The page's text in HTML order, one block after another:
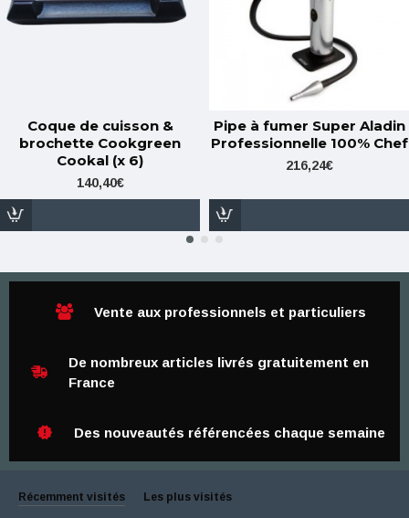
Coque de cuisson &
brochette Cookgreen
Cookal (x 6)
140,40€
Pipe à fumer Super Aladin
Professionnelle 100% Chef
216,24€
Vente aux professionnels et particuliers
De nombreux articles livrés gratuitement en
France
Des nouveautés référencées chaque semaine
Récemment visités Les plus visités